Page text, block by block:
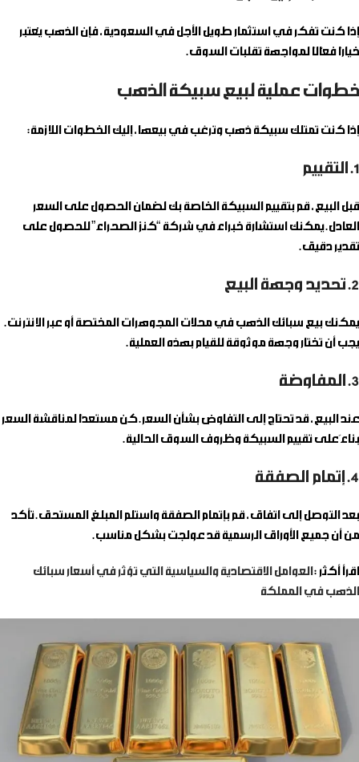
إذا كنت تفكر في استثمار طويل الأجل في السعودية، فإن الذهب يُعتبر
خيارًا فعّالًا لمواجهة تقلبات السوق.
خطوات عملية لبيع سبيكة الذهب
إذا كنت تمتلك سبيكة ذهب وترغب في بيعها، إليك الخطوات اللازمة:
1. التقييم
قبل البيع، قم بتقييم السبيكة الخاصة بك لضمان الحصول على السعر
العادل. يمكنك استشارة خبراء في شركة “كنز الصحراء” للحصول على
تقدير دقيق.
2. تحديد وجهة البيع
يمكنك بيع سبائك الذهب في محلات المجوهرات المختصة أو عبر الانترنت.
يجب أن تختار وجهة موثوقة للقيام بهذه العملية.
3. المفاوضة
عند البيع، قد تحتاج إلى التفاوض بشأن السعر. كن مستعدًا لمناقشة السعر
بناءً على تقييم السبيكة وظروف السوق الحالية.
4. إتمام الصفقة
بعد التوصل إلى اتفاق، قم بإتمام الصفقة واستلم المبلغ المستحق. تأكد
من أن جميع الأوراق الرسمية قد عولجت بشكل مناسب.
اقرأ أكثر : العوامل الاقتصادية والسياسية التي تؤثر في أسعار سبائك
الذهب في المملكة